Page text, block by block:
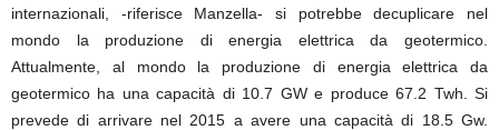
internazionali, -riferisce Manzella- si potrebbe decuplicare nel
mondo la produzione di energia elettrica da geotermico.
Attualmente, al mondo la produzione di energia elettrica da
geotermico ha una capacità di 10.7 GW e produce 67.2 Twh. Si
prevede di arrivare nel 2015 a avere una capacità di 18.5 Gw.